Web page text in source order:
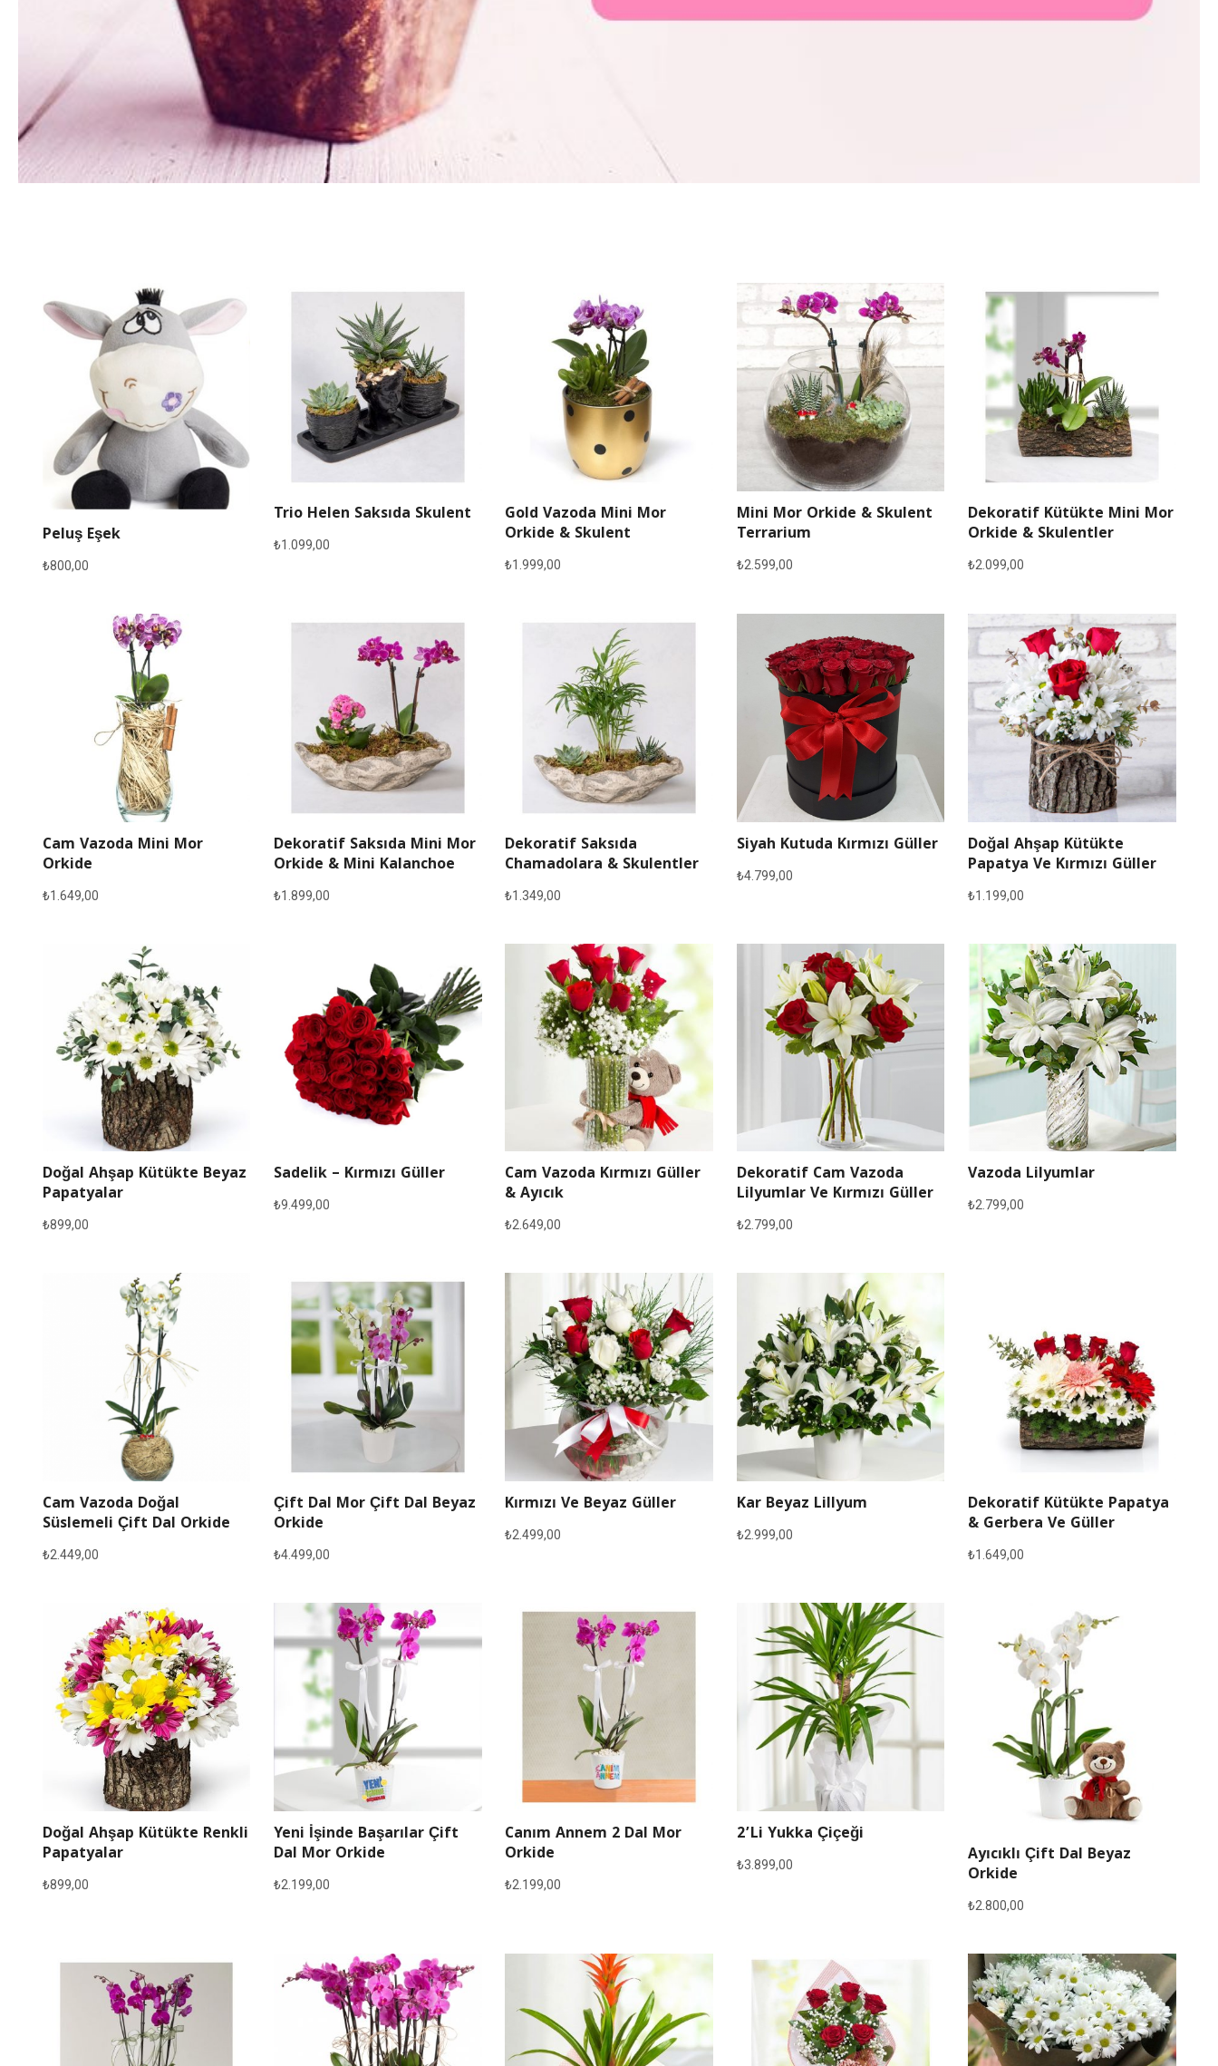
Peluş Eşek
₺800,00
Trio Helen Saksıda Skulent
₺1.099,00
Gold Vazoda Mini Mor
Orkide & Skulent
₺1.999,00
Mini Mor Orkide & Skulent
Terrarium
₺2.599,00
Dekoratif Kütükte Mini Mor
Orkide & Skulentler
₺2.099,00
Cam Vazoda Mini Mor
Orkide
₺1.649,00
Dekoratif Saksıda Mini Mor
Orkide & Mini Kalanchoe
₺1.899,00
Dekoratif Saksıda
Chamadolara & Skulentler
₺1.349,00
Siyah Kutuda Kırmızı Güller
₺4.799,00
Doğal Ahşap Kütükte
Papatya Ve Kırmızı Güller
₺1.199,00
Doğal Ahşap Kütükte Beyaz
Papatyalar
₺899,00
Sadelik – Kırmızı Güller
₺9.499,00
Cam Vazoda Kırmızı Güller
& Ayıcık
₺2.649,00
Dekoratif Cam Vazoda
Lilyumlar Ve Kırmızı Güller
₺2.799,00
Vazoda Lilyumlar
₺2.799,00
Cam Vazoda Doğal
Süslemeli Çift Dal Orkide
₺2.449,00
Çift Dal Mor Çift Dal Beyaz
Orkide
₺4.499,00
Kırmızı Ve Beyaz Güller
₺2.499,00
Kar Beyaz Lillyum
₺2.999,00
Dekoratif Kütükte Papatya
& Gerbera Ve Güller
₺1.649,00
Doğal Ahşap Kütükte Renkli
Papatyalar
₺899,00
Yeni İşinde Başarılar Çift
Dal Mor Orkide
₺2.199,00
Canım Annem 2 Dal Mor
Orkide
₺2.199,00
2’li Yukka Çiçeği
₺3.899,00
Ayıcıklı Çift Dal Beyaz
Orkide
₺2.800,00